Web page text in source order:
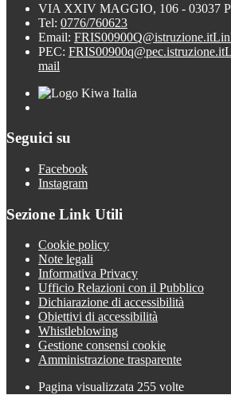
VIA XXIV MAGGIO, 106 - 03037
Tel: 0776/760623
Email: FRIS00900Q@istruzione.it
PEC: FRIS00900q@pec.istruzione.it
mail
Seguici su
Facebook
Instagram
Sezione Link Utili
Cookie policy
Note legali
Informativa Privacy
Ufficio Relazioni con il Pubblico
Dichiarazione di accessibilità
Obiettivi di accessibilità
Whistleblowing
Gestione consensi cookie
Amministrazione trasparente
Pagina visualizzata 255 volte